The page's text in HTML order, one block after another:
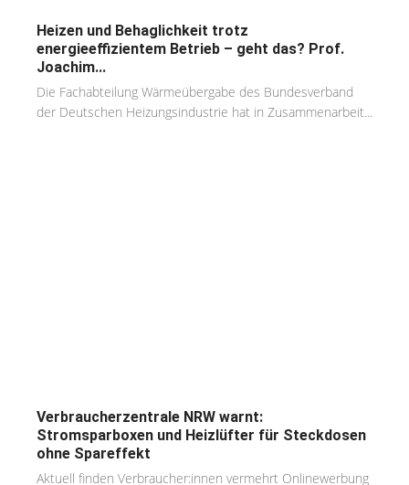
Heizen und Behaglichkeit trotz
energieeffizientem Betrieb – geht das? Prof.
Joachim...
Die Fachabteilung Wärmeübergabe des Bundesverband
der Deutschen Heizungsindustrie hat in Zusammenarbeit...
Verbraucherzentrale NRW warnt:
Stromsparboxen und Heizlüfter für Steckdosen
ohne Spareffekt
Aktuell finden Verbraucher:innen vermehrt Onlinewerbung